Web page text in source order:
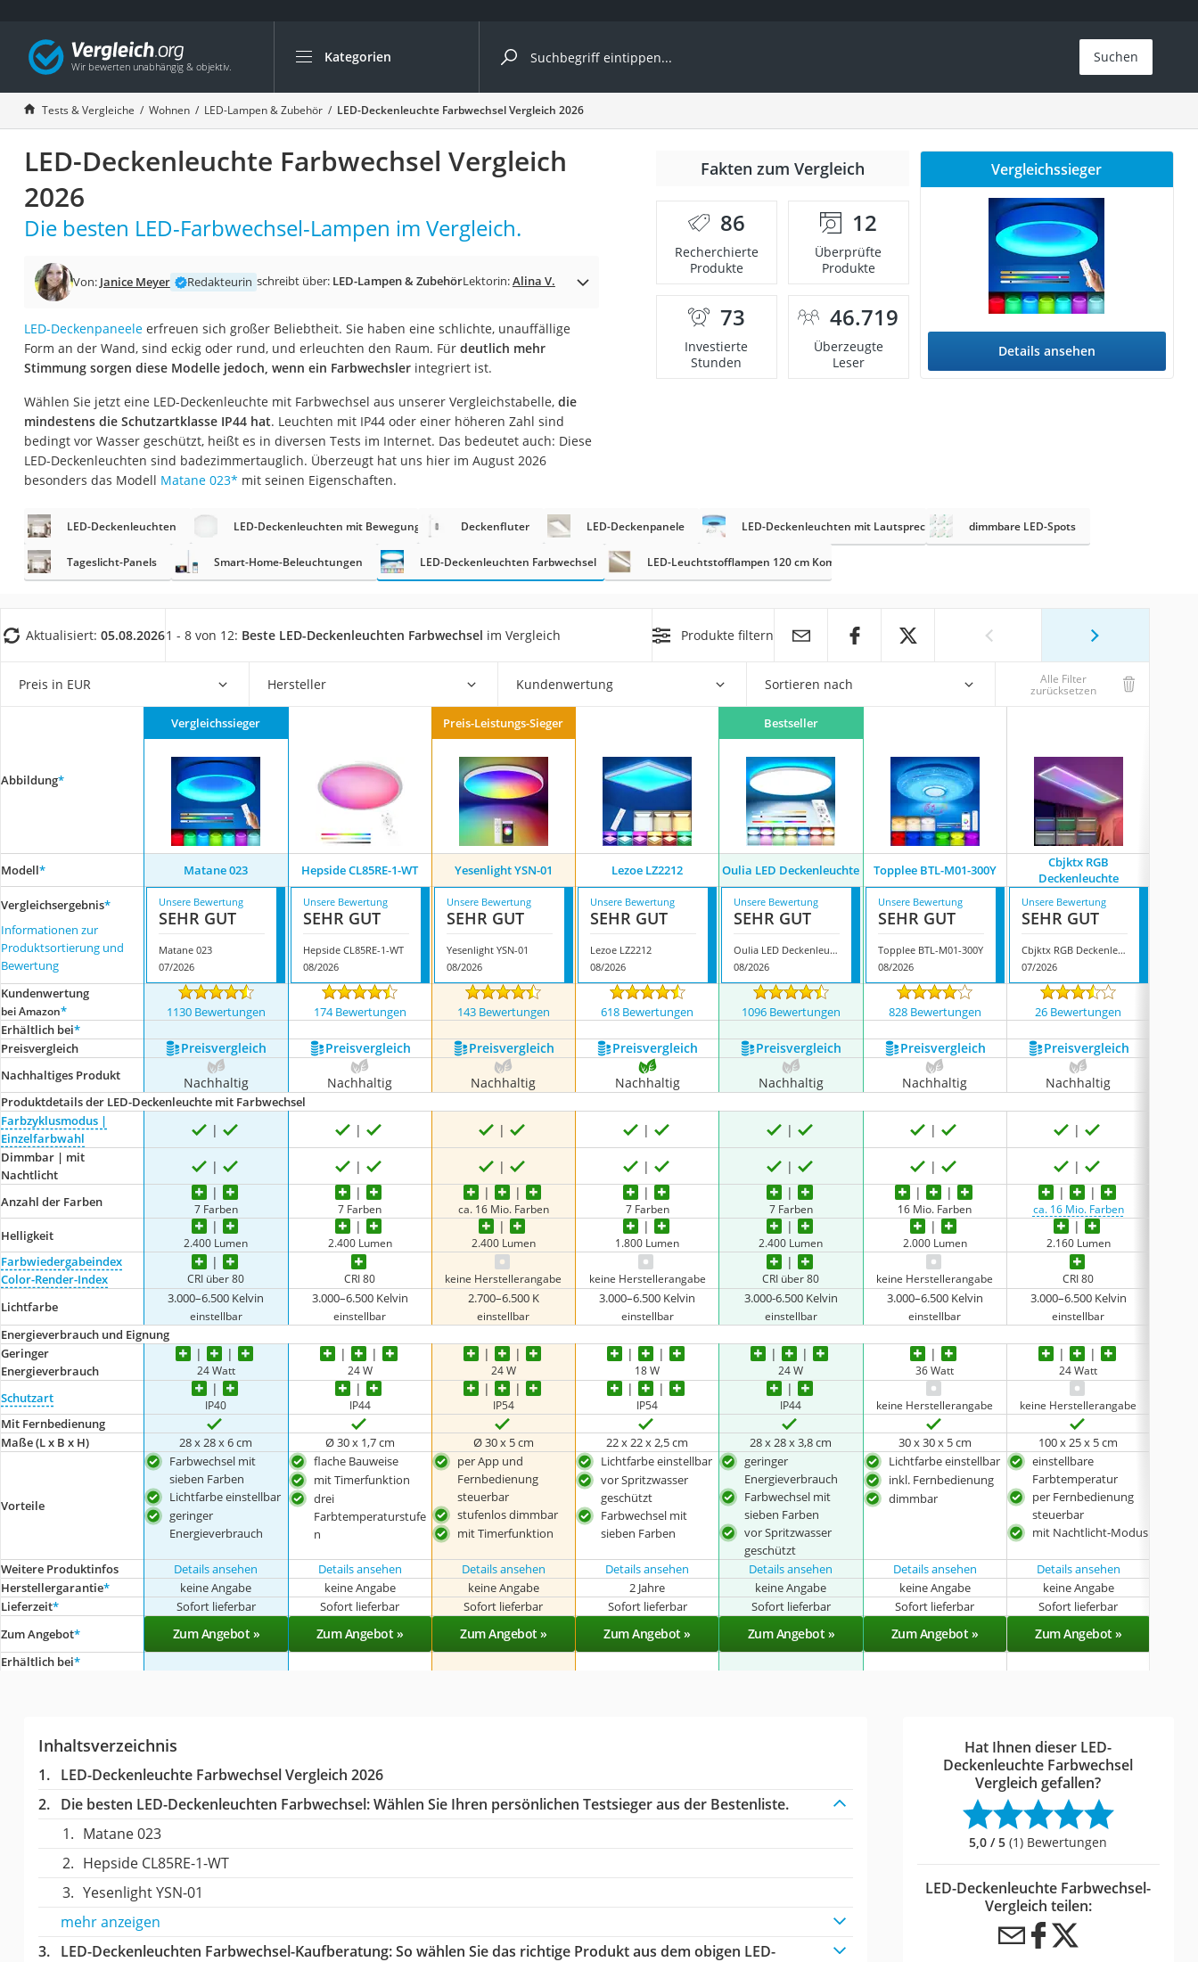
Kategorien
Die beliebtesten Vergleiche nach Kategorie
Wohnen
Matratzen-Topper
Matratzen
Badlüfter
Außenleuchte mit Kamera
Ozongeneratoren
Konferenzmikrofon
Klappmatratze
Duschkopf mit Kalkfilter
Bettgitter
Spannbettlaken
Topper 100 x 200
Höhenverstellbarer Schreibtisch
Suchen
Tests & Vergleiche Wohnen LED-Lampen & Zubehör LED-Deckenleuchte Farbwechsel Vergleich 2026
LED-Deckenleuchte Farbwechsel Vergleich
2026
Die besten LED-Farbwechsel-Lampen im Vergleich.
Von: Janice Meyer Redakteurin schreibt über: LED-Lampen & ZubehörLektorin:Alina V.
LED-Deckenpaneeleerfreuen sich großer Beliebtheit. Sie haben eine schlichte, unauffällige
Form an der Wand, sind eckig oder rund, und erleuchten den Raum. Für deutlich mehr
Stimmung sorgen diese Modelle jedoch, wenn ein Farbwechslerintegriert ist.
Wählen Sie jetzt eine LED-Deckenleuchte mit Farbwechsel aus unserer Vergleichstabelle, die
mindestens die Schutzartklasse IP44 hat. Leuchten mit IP44 oder einer höheren Zahl sind
bedingt vor Wasser geschützt, heißt es in diversen Tests im Internet. Das bedeutet auch: Diese
LED-Deckenleuchten sind badezimmertauglich. Überzeugt hat uns hier im August 2026
besonders das Modell Matane 023* mit seinen Eigenschaften.
Fakten zum Vergleich
86
Recherchierte
Produkte
12
Überprüfte
Produkte
73
Investierte
Stunden
46.719
Überzeugte
Leser
Vergleichssieger
Details ansehen
LED-Deckenleuchten LED-Deckenleuchten mit Bewegungsmelder Deckenfluter LED-Deckenpanele LED-Deckenleuchten mit Lautsprecher dimmbare LED-Spots
Tageslicht-Panels Smart-Home-Beleuchtungen LED-Deckenleuchten Farbwechsel LED-Leuchtstofflampen 120 cm Komplettset
Aktualisiert: 05.08.20261 - 8 von 12: Beste LED-Deckenleuchten Farbwechsel im Vergleich Produkte filtern
Preis in EUR Hersteller Kundenwertung Sortieren nach Alle Filter
zurücksetzen
Abbildung*
Vergleichssieger Preis-Leistungs-Sieger Bestseller
Modell* Matane 023 Hepside CL85RE-1-WT Yesenlight YSN-01 Lezoe LZ2212 Oulia LED Deckenleuchte Topplee ‎BTL-M01-300Y
Cbjktx RGB
Deckenleuchte
Vergleichsergebnis*
Informationen zur
Produktsortierung und
Bewertung
Unsere Bewertung
SEHR GUT
Matane 023
07/2026
Unsere Bewertung
SEHR GUT
Hepside CL85RE-1-WT
08/2026
Unsere Bewertung
SEHR GUT
Yesenlight YSN-01
08/2026
Unsere Bewertung
SEHR GUT
Lezoe LZ2212
08/2026
Unsere Bewertung
SEHR GUT
Oulia LED Deckenleuchte
08/2026
Unsere Bewertung
SEHR GUT
Topplee ‎BTL-M01-300Y
08/2026
Unsere Bewertung
SEHR GUT
Cbjktx RGB Deckenleuchte
07/2026
Kundenwertung
bei Amazon* 1130 Bewertungen 174 Bewertungen 143 Bewertungen 618 Bewertungen 1096 Bewertungen 828 Bewertungen 26 Bewertungen
Erhältlich bei*
Preis­vergleich
Preis­vergleich Preis­vergleich Preis­vergleich Preis­vergleich Preis­vergleich Preis­vergleich Preis­vergleich
Nachhaltiges Produkt Nachhaltig Nachhaltig Nachhaltig Nachhaltig Nachhaltig Nachhaltig Nachhaltig
Produktdetails der LED-Deckenleuchte mit Farbwechsel
Farbzyklusmodus |
Einzelfarbwahl
Dimmbar | mit
Nachtlicht
Anzahl der Farben
7 Farben 7 Farben ca. 16 Mio. Farben 7 Farben 7 Farben 16 Mio. Farben ca. 16 Mio. Farben
Helligkeit 2.400 Lumen 2.400 Lumen 2.400 Lumen 1.800 Lumen 2.400 Lumen 2.000 Lumen 2.160 Lumen
Farbwiedergabeindex
Color-Render-Index
CRI über 80 CRI 80 keine Herstellerangabe keine Herstellerangabe CRI über 80 keine Herstellerangabe CRI 80
Lichtfarbe
3.000–6.500 Kelvin
einstellbar
3.000–6.500 Kelvin
einstellbar
2.700–6.500 K
einstellbar
3.000–6.500 Kelvin
einstellbar
3.000-6.500 Kelvin
einstellbar
3.000–6.500 Kelvin
einstellbar
3.000–6.500 Kelvin
einstellbar
Energieverbrauch und Eignung
Geringer
Energieverbrauch
24 Watt 24 W 24 W 18 W 24 W 36 Watt 24 Watt
Schutzart IP40 IP44 IP54 IP54 IP44 keine Herstellerangabe keine Herstellerangabe
Mit Fernbedienung
Maße (L x B x H)
28 x 28 x 6 cm Ø 30 x 1,7 cm Ø 30 x 5 cm 22 x 22 x 2,5 cm 28 x 28 x 3,8 cm 30 x 30 x 5 cm 100 x 25 x 5 cm
Vorteile
Farbwechsel mit
sieben Farben
Lichtfarbe einstellbar
geringer
Energieverbrauch
flache Bauweise
mit Timerfunktion
drei
Farbtemperaturstufe
n
per App und
Fernbedienung
steuerbar
stufenlos dimmbar
mit Timerfunktion
Lichtfarbe einstellbar
vor Spritzwasser
geschützt
Farbwechsel mit
sieben Farben
geringer
Energieverbrauch
Farbwechsel mit
sieben Farben
vor Spritzwasser
geschützt
Lichtfarbe einstellbar
inkl. Fernbedienung
dimmbar
einstellbare
Farbtemperatur
per Fernbedienung
steuerbar
mit Nachtlicht-Modus
Weitere Produktinfos Details ansehen Details ansehen Details ansehen Details ansehen Details ansehen Details ansehen Details ansehen
Herstellergarantie* keine Angabe keine Angabe keine Angabe 2 Jahre keine Angabe keine Angabe
keine Angabe
Lieferzeit* Sofort lieferbar Sofort lieferbar Sofort lieferbar Sofort lieferbar Sofort lieferbar Sofort lieferbar Sofort lieferbar
Zum Angebot* Zum Angebot » Zum Angebot » Zum Angebot » Zum Angebot » Zum Angebot » Zum Angebot » Zum Angebot »
Erhältlich bei*
Inhaltsverzeichnis
LED-Deckenleuchte Farbwechsel Vergleich 2026
Die besten LED-Deckenleuchten Farbwechsel:Wählen Sie Ihren persönlichen Testsieger aus der Bestenliste.
Matane 023
Hepside CL85RE-1-WT
Yesenlight YSN-01
mehr anzeigen
LED-Deckenleuchten Farbwechsel-Kaufberatung: So wählen Sie das richtige Produkt aus dem obigen LED-
Hat Ihnen dieser LED-
Deckenleuchte Farbwechsel
Vergleich gefallen?
5,0 / 5 (1) Bewertungen
LED-Deckenleuchte Farbwechsel-
Vergleich teilen: